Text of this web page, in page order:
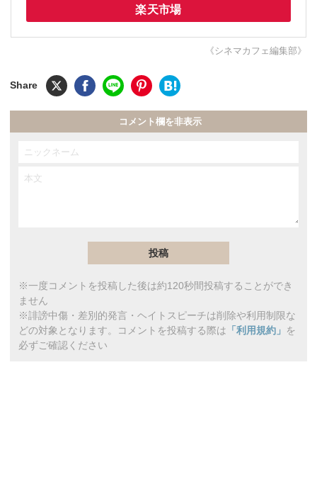
楽天市場
《シネマカフェ編集部》
コメント欄を非表示
※一度コメントを投稿した後は約120秒間投稿することができ
ません
※誹謗中傷・差別的発言・ヘイトスピーチは削除や利用制限な
どの対象となります。コメントを投稿する際は 「利用規約」 を
必ずご確認ください